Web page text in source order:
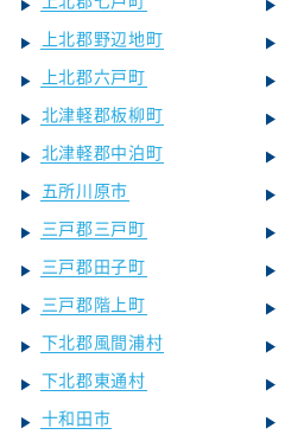
上北郡野辺地町
上北郡六戸町
北津軽郡板柳町
北津軽郡中泊町
五所川原市
三戸郡三戸町
三戸郡田子町
三戸郡階上町
下北郡風間浦村
下北郡東通村
十和田市